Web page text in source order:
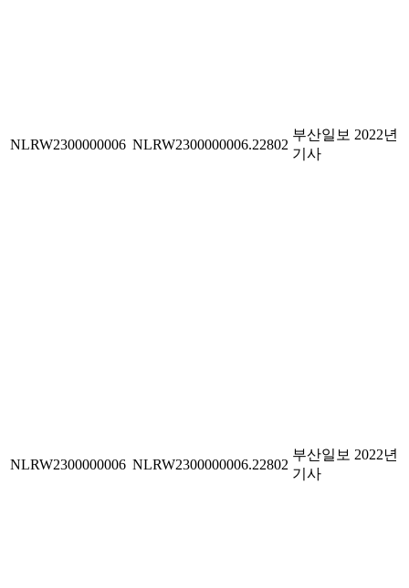
NLRW2300000006 NLRW2300000006.22802
부산일보 2022년
기사
NLRW2300000006 NLRW2300000006.22802
부산일보 2022년
기사